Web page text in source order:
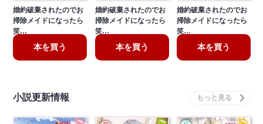
婚約破棄されたのでお
掃除メイドになったら
笑…
本を買う
婚約破棄されたのでお
掃除メイドになったら
笑…
本を買う
婚約破棄されたのでお
掃除メイドになったら
笑…
本を買う
小説更新情報